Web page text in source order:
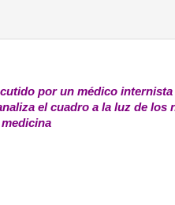
por un médico
el cuadro a la luz de los